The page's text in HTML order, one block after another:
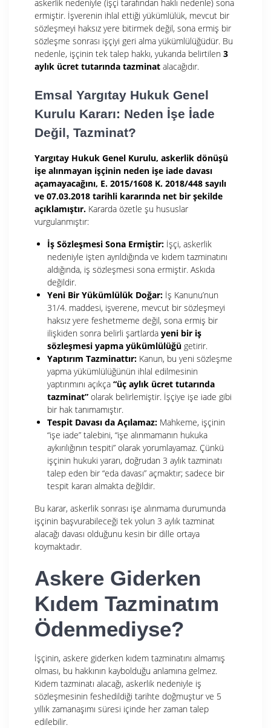
askerlik nedeniyle (işçi tarafından haklı nedenle) sona
ermiştir. İşverenin ihlal ettiği yükümlülük, mevcut bir
sözleşmeyi haksız yere bitirmek değil, sona ermiş bir
sözleşme sonrası işçiyi geri alma yükümlülüğüdür. Bu
nedenle, işçinin tek talep hakkı, yukarıda belirtilen 3
aylık ücret tutarında tazminat alacağıdır.
Emsal Yargıtay Hukuk Genel
Kurulu Kararı: Neden İşe İade
Değil, Tazminat?
Yargıtay Hukuk Genel Kurulu, askerlik dönüşü
işe alınmayan işçinin neden işe iade davası
açamayacağını, E. 2015/1608 K. 2018/448 sayılı
ve 07.03.2018 tarihli kararında net bir şekilde
açıklamıştır. Kararda özetle şu hususlar
vurgulanmıştır:
İş Sözleşmesi Sona Ermiştir: İşçi, askerlik
nedeniyle işten ayrıldığında ve kıdem tazminatını
aldığında, iş sözleşmesi sona ermiştir. Askıda
değildir.
Yeni Bir Yükümlülük Doğar: İş Kanunu’nun
31/4. maddesi, işverene, mevcut bir sözleşmeyi
haksız yere feshetmeme değil, sona ermiş bir
ilişkiden sonra belirli şartlarda yeni bir iş
sözleşmesi yapma yükümlülüğü getirir.
Yaptırım Tazminattır: Kanun, bu yeni sözleşme
yapma yükümlülüğünün ihlal edilmesinin
yaptırımını açıkça “üç aylık ücret tutarında
tazminat” olarak belirlemiştir. İşçiye işe iade gibi
bir hak tanımamıştır.
Tespit Davası da Açılamaz: Mahkeme, işçinin
“işe iade” talebini, “işe alınmamanın hukuka
aykırılığının tespiti” olarak yorumlayamaz. Çünkü
işçinin hukuki yararı, doğrudan 3 aylık tazminatı
talep eden bir “eda davası” açmaktır; sadece bir
tespit kararı almakta değildir.
Bu karar, askerlik sonrası işe alınmama durumunda
işçinin başvurabileceği tek yolun 3 aylık tazminat
alacağı davası olduğunu kesin bir dille ortaya
koymaktadır.
Askere Giderken
Kıdem Tazminatım
Ödenmediyse?
İşçinin, askere giderken kıdem tazminatını almamış
olması, bu hakkının kaybolduğu anlamına gelmez.
Kıdem tazminatı alacağı, askerlik nedeniyle iş
sözleşmesinin feshedildiği tarihte doğmuştur ve 5
yıllık zamanaşımı süresi içinde her zaman talep
edilebilir.